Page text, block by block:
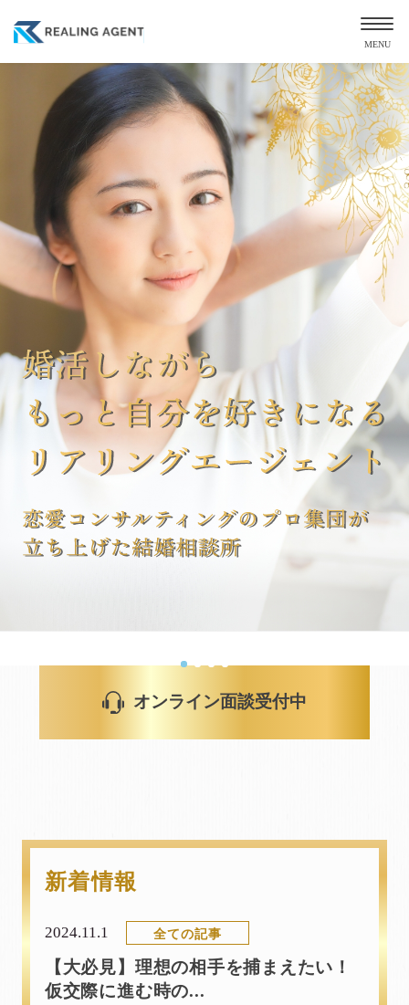
MENU
無料でオンライン面談予約する
VIP PLAN専属
マネージャー婚活
婚活で失敗したくない。
費用より結果を優先したい方向けプラン。
出逢いへ100%
コミットします。
理由はリアリングエージェントの運営にあった。
詳しくはこちら >
オンライン面談受付中
新着情報
2024.11.1 全ての記事
【大必見】理想の相手を捕まえたい！
仮交際に進む時の...